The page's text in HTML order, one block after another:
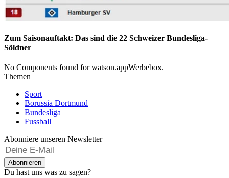
Zum Saisonauftakt: Das sind die 22 Schweizer Bundesliga-
Söldner
No Components found for watson.appWerbebox.
Themen
Sport
Borussia Dortmund
Bundesliga
Fussball
Abonniere unseren Newsletter
Abonnieren
Du hast uns was zu sagen?